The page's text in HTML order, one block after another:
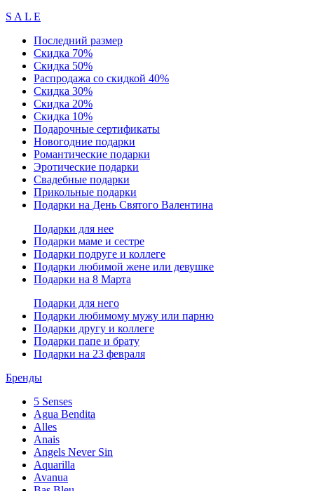
S A L E
Последний размер
Скидка 70%
Скидка 50%
Распродажа со скидкой 40%
Скидка 30%
Скидка 20%
Скидка 10%
Подарочные сертификаты
Новогодние подарки
Романтические подарки
Эротические подарки
Свадебные подарки
Прикольные подарки
Подарки на День Святого Валентина
Подарки для нее
Подарки маме и сестре
Подарки подруге и коллеге
Подарки любимой жене или девушке
Подарки на 8 Марта
Подарки для него
Подарки любимому мужу или парню
Подарки другу и коллеге
Подарки папе и брату
Подарки на 23 февраля
Бренды
5 Senses
Agua Bendita
Alles
Anais
Angels Never Sin
Aquarilla
Avanua